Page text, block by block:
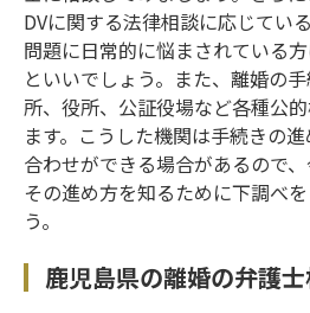
DVに関する法律相談に応じてい
問題に日常的に悩まされている
といいでしょう。また、離婚の
所、役所、公証役場など各種公
ます。こうした機関は手続きの
合わせができる場合があるので
その進め方を知るために下調べ
う。
鹿児島県の離婚の弁護